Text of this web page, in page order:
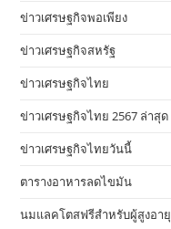
ข่าวเศรษฐกิจพอเพียง
ข่าวเศรษฐกิจสหรัฐ
ข่าวเศรษฐกิจไทย
ข่าวเศรษฐกิจไทย 2567 ล่าสุด
ข่าวเศรษฐกิจไทยวันนี้
ตารางอาหารลดไขมัน
นมแลคโตสฟรีสำหรับผู้สูงอายุ